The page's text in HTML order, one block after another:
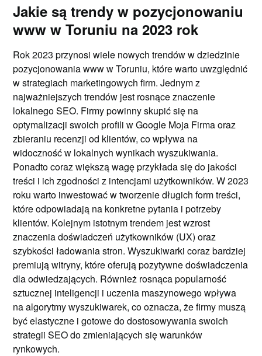
Jakie są trendy w pozycjonowaniu
www w Toruniu na 2023 rok
Rok 2023 przynosi wiele nowych trendów w dziedzinie
pozycjonowania www w Toruniu, które warto uwzględnić
w strategiach marketingowych firm. Jednym z
najważniejszych trendów jest rosnące znaczenie
lokalnego SEO. Firmy powinny skupić się na
optymalizacji swoich profili w Google Moja Firma oraz
zbieraniu recenzji od klientów, co wpływa na
widoczność w lokalnych wynikach wyszukiwania.
Ponadto coraz większą wagę przykłada się do jakości
treści i ich zgodności z intencjami użytkowników. W 2023
roku warto inwestować w tworzenie długich form treści,
które odpowiadają na konkretne pytania i potrzeby
klientów. Kolejnym istotnym trendem jest wzrost
znaczenia doświadczeń użytkowników (UX) oraz
szybkości ładowania stron. Wyszukiwarki coraz bardziej
premiują witryny, które oferują pozytywne doświadczenia
dla odwiedzających. Również rosnąca popularność
sztucznej inteligencji i uczenia maszynowego wpływa
na algorytmy wyszukiwarek, co oznacza, że firmy muszą
być elastyczne i gotowe do dostosowywania swoich
strategii SEO do zmieniających się warunków
rynkowych.